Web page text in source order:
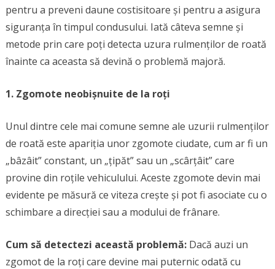
pentru a preveni daune costisitoare și pentru a asigura
siguranța în timpul condusului. Iată câteva semne și
metode prin care poți detecta uzura rulmenților de roată
înainte ca aceasta să devină o problemă majoră.
1. Zgomote neobișnuite de la roți
Unul dintre cele mai comune semne ale uzurii rulmenților
de roată este apariția unor zgomote ciudate, cum ar fi un
„bâzâit” constant, un „țipăt” sau un „scârțâit” care
provine din roțile vehiculului. Aceste zgomote devin mai
evidente pe măsură ce viteza crește și pot fi asociate cu o
schimbare a direcției sau a modului de frânare.
Cum să detectezi această problemă:Dacă auzi un
zgomot de la roți care devine mai puternic odată cu